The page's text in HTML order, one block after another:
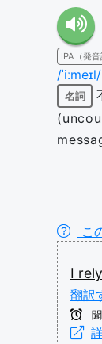
IPA（発音
/ˈiːmeɪl/
名詞
こ
I rely
翻訳